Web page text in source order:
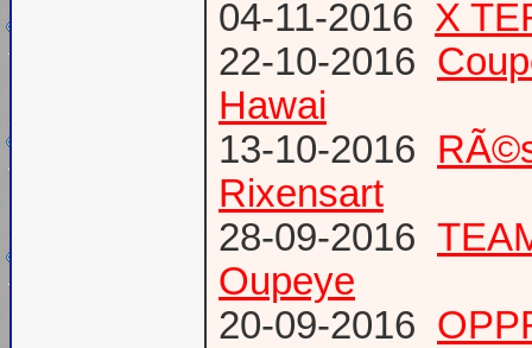
04-11-2016 X
22-10-2016
Hawai
13-10-2016
Rixensart
28-09-2016
Oupeye
20-09-2016